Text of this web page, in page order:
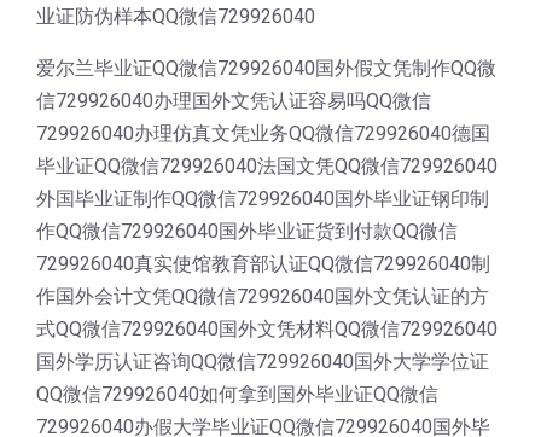
业证防伪样本QQ微信729926040
爱尔兰毕业证QQ微信729926040国外假文凭制作QQ微
信729926040办理国外文凭认证容易吗QQ微信
729926040办理仿真文凭业务QQ微信729926040德国
毕业证QQ微信729926040法国文凭QQ微信729926040
外国毕业证制作QQ微信729926040国外毕业证钢印制
作QQ微信729926040国外毕业证货到付款QQ微信
729926040真实使馆教育部认证QQ微信729926040制
作国外会计文凭QQ微信729926040国外文凭认证的方
式QQ微信729926040国外文凭材料QQ微信729926040
国外学历认证咨询QQ微信729926040国外大学学位证
QQ微信729926040如何拿到国外毕业证QQ微信
729926040办假大学毕业证QQ微信729926040国外毕